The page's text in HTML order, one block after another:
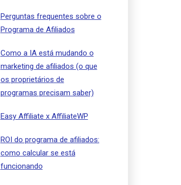
Perguntas frequentes sobre o
Programa de Afiliados
Como a IA está mudando o
marketing de afiliados (o que
os proprietários de
programas precisam saber)
Easy Affiliate x AffiliateWP
ROI do programa de afiliados:
como calcular se está
funcionando